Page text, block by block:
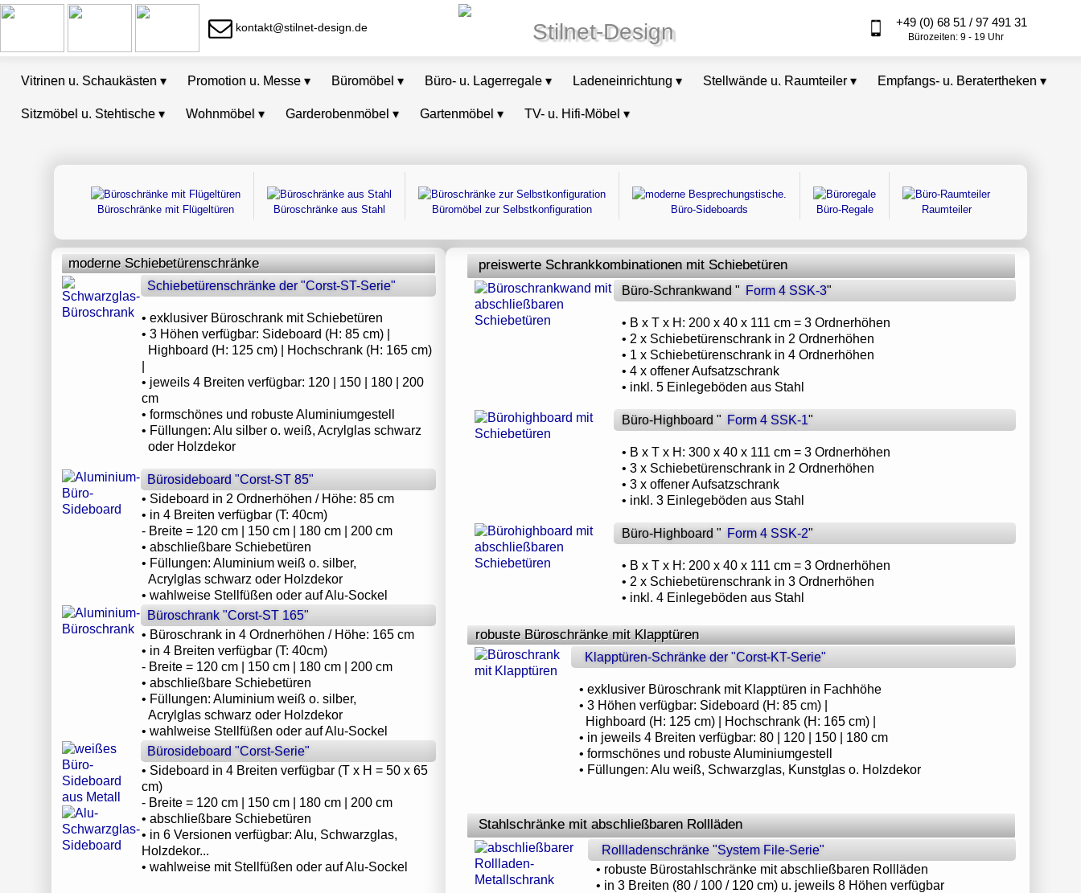
kontakt@stilnet-design.de Stilnet-Design +49 (0) 68 51 / 97 491 31
Bürozeiten: 9 - 19 Uhr
Büroschränke mit Flügeltüren Büroschränke aus Stahl Büromöbel zur Selbstkonfiguration Büro-Sideboards Büro-Regale Raumteiler
preiswerte Schrankkombinationen mit Schiebetüren
Büro-Schrankwand " Form 4 SSK-3"
• B x T x H: 200 x 40 x 111 cm = 3 Ordnerhöhen
• 2 x Schiebetürenschrank in 2 Ordnerhöhen
• 1 x Schiebetürenschrank in 4 Ordnerhöhen
• 4 x offener Aufsatzschrank
• inkl. 5 Einlegeböden aus Stahl
Büro-Highboard " Form 4 SSK-1"
• B x T x H: 300 x 40 x 111 cm = 3 Ordnerhöhen
• 3 x Schiebetürenschrank in 2 Ordnerhöhen
• 3 x offener Aufsatzschrank
• inkl. 3 Einlegeböden aus Stahl
Büro-Highboard " Form 4 SSK-2"
• B x T x H: 200 x 40 x 111 cm = 3 Ordnerhöhen
• 2 x Schiebetürenschrank in 3 Ordnerhöhen
• inkl. 4 Einlegeböden aus Stahl
robuste Büroschränke mit Klapptüren
Klapptüren-Schränke der "Corst-KT-Serie"
• exklusiver Büroschrank mit Klapptüren in Fachhöhe
• 3 Höhen verfügbar: Sideboard (H: 85 cm) |
Highboard (H: 125 cm) | Hochschrank (H: 165 cm) |
• in jeweils 4 Breiten verfügbar: 80 | 120 | 150 | 180 cm
• formschönes und robuste Aluminiumgestell
• Füllungen: Alu weiß, Schwarzglas, Kunstglas o. Holzdekor
Stahlschränke mit abschließbaren Rollläden
Rollladenschränke "System File-Serie"
• robuste Bürostahlschränke mit abschließbaren Rollläden
• in 3 Breiten (80 / 100 / 120 cm) u. jeweils 8 Höhen verfügbar
moderne Schiebetürenschränke
Schiebetürenschränke der "Corst-ST-Serie"
• exklusiver Büroschrank mit Schiebetüren
• 3 Höhen verfügbar: Sideboard (H: 85 cm) |
Highboard (H: 125 cm) | Hochschrank (H: 165 cm)
• jeweils 4 Breiten verfügbar: 120 | 150 | 180 | 200
cm
• formschönes und robuste Aluminiumgestell
• Füllungen: Alu silber o. weiß, Acrylglas schwarz
oder Holzdekor
Bürosideboard "Corst-ST 85"
• Sideboard in 2 Ordnerhöhen / Höhe: 85 cm
• in 4 Breiten verfügbar (T: 40cm)
- Breite = 120 cm | 150 cm | 180 cm | 200 cm
• abschließbare Schiebetüren
• Füllungen: Aluminium weiß o. silber,
Acrylglas schwarz oder Holzdekor
• wahlweise Stellfüßen oder auf Alu-Sockel
Büroschrank "Corst-ST 165"
• Büroschrank in 4 Ordnerhöhen / Höhe: 165 cm
• in 4 Breiten verfügbar (T: 40cm)
- Breite = 120 cm | 150 cm | 180 cm | 200 cm
• abschließbare Schiebetüren
• Füllungen: Aluminium weiß o. silber,
Acrylglas schwarz oder Holzdekor
• wahlweise Stellfüßen oder auf Alu-Sockel
Bürosideboard "Corst-Serie"
• Sideboard in 4 Breiten verfügbar (T x H = 50 x 65
cm)
- Breite = 120 cm | 150 cm | 180 cm | 200 cm
• abschließbare Schiebetüren
• in 6 Versionen verfügbar: Alu, Schwarzglas,
Holzdekor...
• wahlweise mit Stellfüßen oder auf Alu-Sockel
Vitrinen u. Schaukästen ▾ Promotion u. Messe ▾ Büromöbel ▾ Büro- u. Lagerregale ▾ Ladeneinrichtung ▾ Stellwände u. Raumteiler▾ Empfangs- u. Beratertheken ▾
Sitzmöbel u. Stehtische ▾ Wohnmöbel ▾ Garderobenmöbel ▾ Gartenmöbel ▾ TV- u. Hifi-Möbel ▾